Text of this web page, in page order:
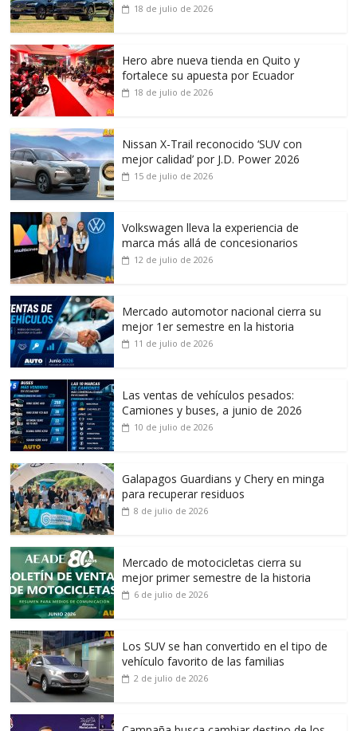
18 de julio de 2026
Hero abre nueva tienda en Quito y
fortalece su apuesta por Ecuador
18 de julio de 2026
Nissan X-Trail reconocido ‘SUV con
mejor calidad’ por J.D. Power 2026
15 de julio de 2026
Volkswagen lleva la experiencia de
marca más allá de concesionarios
12 de julio de 2026
Mercado automotor nacional cierra su
mejor 1er semestre en la historia
11 de julio de 2026
Las ventas de vehículos pesados:
Camiones y buses, a junio de 2026
10 de julio de 2026
Galapagos Guardians y Chery en minga
para recuperar residuos
8 de julio de 2026
Mercado de motocicletas cierra su
mejor primer semestre de la historia
6 de julio de 2026
Los SUV se han convertido en el tipo de
vehículo favorito de las familias
2 de julio de 2026